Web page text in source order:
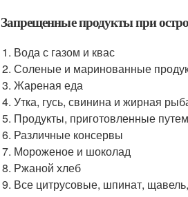
Запрещенные продукты при
Вода с газом и квас
Соленые и маринованные
Жареная еда
Утка, гусь, свинина и жирная
Продукты, приготовленные
Различные консервы
Мороженое и шоколад
Ржаной хлеб
Все цитрусовые, шпинат,